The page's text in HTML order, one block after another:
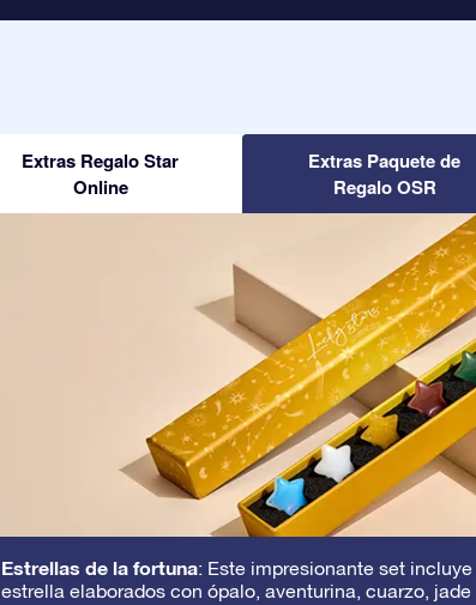
Extras Regalo Star
Online
Extras Paquete de
Regalo OSR
Estrellas de la fortuna: Este impresionante set
estrella elaborados con ópalo, aventurina, cuarzo,